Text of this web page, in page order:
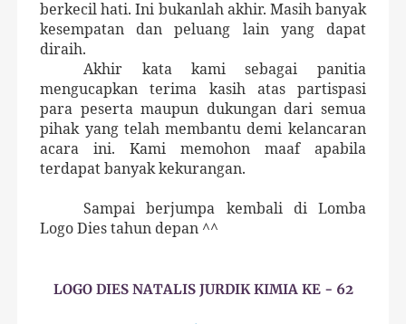
berkecil hati. Ini bukanlah akhir. Masih banyak
kesempatan dan peluang lain yang dapat
diraih.
Akhir kata kami sebagai panitia
mengucapkan terima kasih atas partispasi
para peserta maupun dukungan dari semua
pihak yang telah membantu demi kelancaran
acara ini. Kami memohon maaf apabila
terdapat banyak kekurangan.
Sampai berjumpa kembali di Lomba
Logo Dies tahun depan ^^
LOGO DIES NATALIS JURDIK KIMIA KE - 62